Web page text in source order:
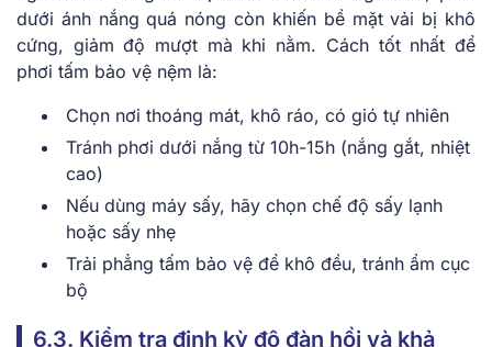
dưới ánh nắng quá nóng còn khiến bề mặt vải bị khô
cứng, giảm độ mượt mà khi nằm. Cách tốt nhất để
phơi tấm bảo vệ nệm là:
Chọn nơi thoáng mát, khô ráo, có gió tự nhiên
Tránh phơi dưới nắng từ 10h-15h (nắng gắt, nhiệt
cao)
Nếu dùng máy sấy, hãy chọn chế độ sấy lạnh
hoặc sấy nhẹ
Trải phẳng tấm bảo vệ để khô đều, tránh ẩm cục
bộ
6.3. Kiểm tra định kỳ độ đàn hồi và khả